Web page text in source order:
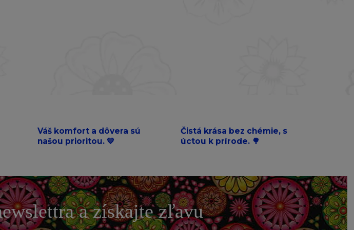
Váš komfort a dôvera sú
našou prioritou. 💙
Čistá krása bez chémie, s
úctou k prírode. 🌳
a získajte zľavu